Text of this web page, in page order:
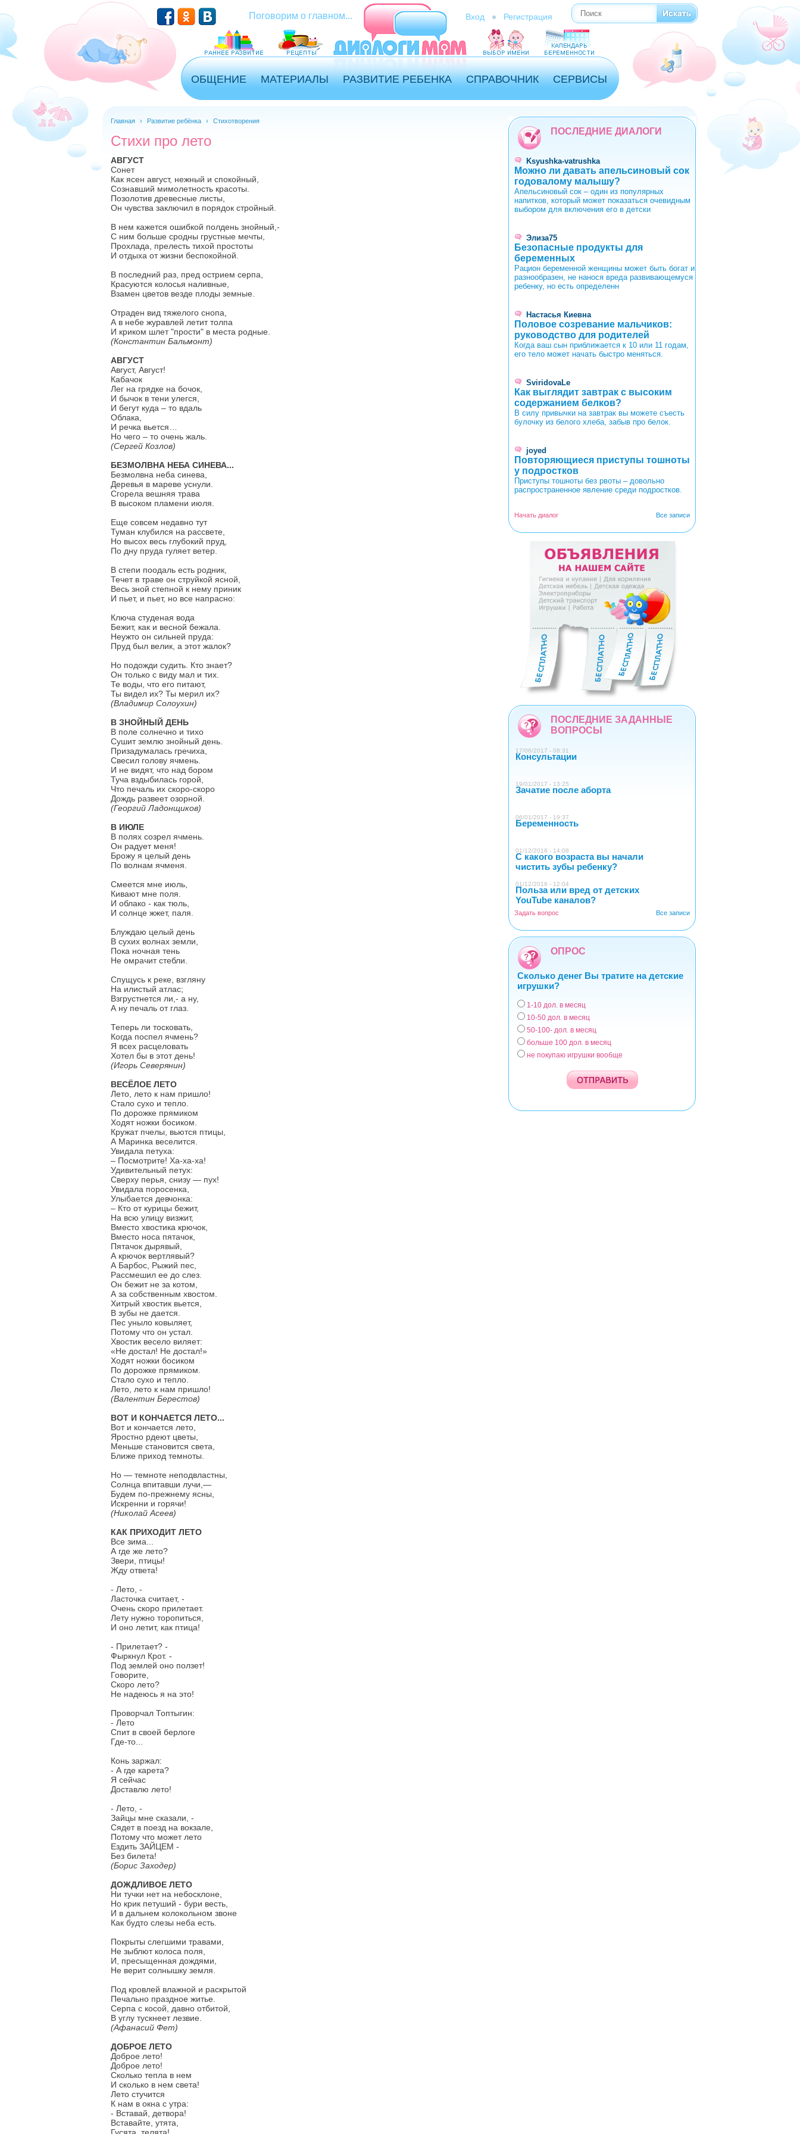
Перейти к основному содержанию
Поговорим о главном... Вход Регистрация Форма поиска
Поиск
ОБЩЕНИЕ МАТЕРИАЛЫ РАЗВИТИЕ РЕБЕНКА СПРАВОЧНИК СЕРВИСЫ
Главная › Развитие ребёнка › Стихотворения
Стихи про лето
АВГУСТ
Сонет
Как ясен август, нежный и спокойный,
Сознавший мимолетность красоты.
Позолотив древесные листы,
Он чувства заключил в порядок стройный.
В нем кажется ошибкой полдень знойный,-
С ним больше сродны грустные мечты,
Прохлада, прелесть тихой простоты
И отдыха от жизни беспокойной.
В последний раз, пред острием серпа,
Красуются колосья наливные,
Взамен цветов везде плоды земные.
Отраден вид тяжелого снопа,
А в небе журавлей летит толпа
И криком шлет "прости" в места родные.
(Константин Бальмонт)
АВГУСТ
Август, Август!
Кабачок
Лег на грядке на бочок,
И бычок в тени улегся,
И бегут куда – то вдаль
Облака,
И речка вьется…
Но чего – то очень жаль.
(Сергей Козлов)
БЕЗМОЛВНА НЕБА СИНЕВА...
Безмолвна неба синева,
Деревья в мареве уснули.
Сгорела вешняя трава
В высоком пламени июля.
Еще совсем недавно тут
Туман клубился на рассвете,
Но высох весь глубокий пруд,
По дну пруда гуляет ветер.
В степи поодаль есть родник,
Течет в траве он струйкой ясной,
Весь зной степной к нему приник
И пьет, и пьет, но все напрасно:
Ключа студеная вода
Бежит, как и весной бежала.
Неужто он сильней пруда:
Пруд был велик, а этот жалок?
Но подожди судить. Кто знает?
Он только с виду мал и тих.
Те воды, что его питают,
Ты видел их? Ты мерил их?
(Владимир Солоухин)
В ЗНОЙНЫЙ ДЕНЬ
В поле солнечно и тихо
Сушит землю знойный день.
Призадумалась гречиха,
Свесил голову ячмень.
И не видят, что над бором
Туча вздыбилась горой,
Что печаль их скоро-скоро
Дождь развеет озорной.
(Георгий Ладонщиков)
В ИЮЛЕ
В полях созрел ячмень.
Он радует меня!
Брожу я целый день
По волнам ячменя.
Смеется мне июль,
Кивают мне поля.
И облако - как тюль,
И солнце жжет, паля.
Блуждаю целый день
В сухих волнах земли,
Пока ночная тень
Не омрачит стебли.
Спущусь к реке, взгляну
На илистый атлас;
Взгрустнется ли,- а ну,
А ну печаль от глаз.
Теперь ли тосковать,
Когда поспел ячмень?
Я всех расцеловать
Хотел бы в этот день!
(Игорь Северянин)
ВЕСЁЛОЕ ЛЕТО
Лето, лето к нам пришло!
Стало сухо и тепло.
По дорожке прямиком
Ходят ножки босиком.
Кружат пчелы, вьются птицы,
А Маринка веселится.
Увидала петуха:
– Посмотрите! Ха-ха-ха!
Удивительный петух:
Сверху перья, снизу — пух!
Увидала поросенка,
Улыбается девчонка:
– Кто от курицы бежит,
На всю улицу визжит,
Вместо хвостика крючок,
Вместо носа пятачок,
Пятачок дырявый,
А крючок вертлявый?
А Барбос, Рыжий пес,
Рассмешил ее до слез.
Он бежит не за котом,
А за собственным хвостом.
Хитрый хвостик вьется,
В зубы не дается.
Пес уныло ковыляет,
Потому что он устал.
Хвостик весело виляет:
«Не достал! Не достал!»
Ходят ножки босиком
По дорожке прямиком.
Стало сухо и тепло.
Лето, лето к нам пришло!
(Валентин Берестов)
ВОТ И КОНЧАЕТСЯ ЛЕТО...
Вот и кончается лето,
Яростно рдеют цветы,
Меньше становится света,
Ближе приход темноты.
Но — темноте неподвластны,
Солнца впитавши лучи,—
Будем по-прежнему ясны,
Искренни и горячи!
(Николай Асеев)
КАК ПРИХОДИТ ЛЕТО
Все зима...
А где же лето?
Звери, птицы!
Жду ответа!
- Лето, -
Ласточка считает, -
Очень скоро прилетает.
Лету нужно торопиться,
И оно летит, как птица!
- Прилетает? -
Фыркнyл Крот. -
Под землей оно ползет!
Говорите,
Скоро лето?
Не надеюсь я на это!
Проворчал Топтыгин:
- Лето
Спит в своей берлоге
Где-то...
Конь заржал:
- А где карета?
Я сейчас
Доставлю лето!
- Лето, -
Зайцы мне сказали, -
Сядет в поезд на вокзале,
Потому что может лето
Ездить ЗАЙЦЕМ -
Без билета!
(Борис Заходер)
ДОЖДЛИВОЕ ЛЕТО
Ни тучки нет на небосклоне,
Но крик петуший - бури весть,
И в дальнем колокольном звоне
Как будто слезы неба есть.
Покрыты слегшими травами,
Не зыблют колоса поля,
И, пресыщенная дождями,
Не верит солнышку земля.
Под кровлей влажной и раскрытой
Печально праздное житье.
Серпа с косой, давно отбитой,
В углу тускнеет лезвие.
(Афанасий Фет)
ДОБРОЕ ЛЕТО
Доброе лето!
Доброе лето!
Сколько тепла в нем
И сколько в нем света!
Лето стучится
К нам в окна с утра:
- Вставай, детвора!
Вставайте, утята,
ПОСЛЕДНИЕ ДИАЛОГИ
Ksyushka-vatrushka
Можно ли давать апельсиновый сок
годовалому малышу?
Апельсиновый сок – один из популярных
напитков, который может показаться очевидным
выбором для включения его в детски
Элиза75
Безопасные продукты для
беременных
Рацион беременной женщины может быть богат и
разнообразен, не нанося вреда развивающемуся
ребенку, но есть определенн
Настасья Киевна
Половое созревание мальчиков:
руководство для родителей
Когда ваш сын приближается к 10 или 11 годам,
его тело может начать быстро меняться.
SviridovaLe
Как выглядит завтрак с высоким
содержанием белков?
В силу привычки на завтрак вы можете съесть
булочку из белого хлеба, забыв про белок.
joyed
Повторяющиеся приступы тошноты
у подростков
Приступы тошноты без рвоты – довольно
распространенное явление среди подростков.
Все записи
Начать диалог
0123456789
ПОСЛЕДНИЕ ЗАДАННЫЕ
ВОПРОСЫ
17/06/2017 - 08:31
Консультации
19/01/2017 - 13:25
Зачатие после аборта
06/01/2017 - 19:37
Беременность
01/12/2016 - 14:08
С какого возраста вы начали
чистить зубы ребенку?
01/12/2016 - 12:04
Польза или вред от детских
YouTube каналов?
Все записи
Задать вопрос
ОПРОС
Сколько денег Вы тратите на детские
игрушки?
Варианты
1-10 дол. в месяц
10-50 дол. в месяц
50-100- дол. в месяц
больше 100 дол. в месяц
не покупаю игрушки вообще